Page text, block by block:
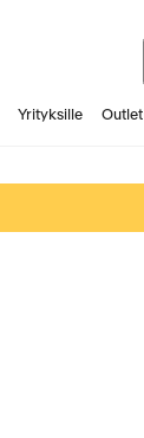
Yrityksille Outlet